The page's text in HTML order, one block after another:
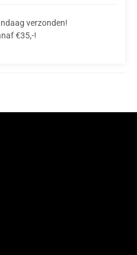
verzonden!
€35,-!